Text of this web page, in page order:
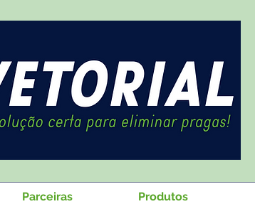
Parceiras Produtos